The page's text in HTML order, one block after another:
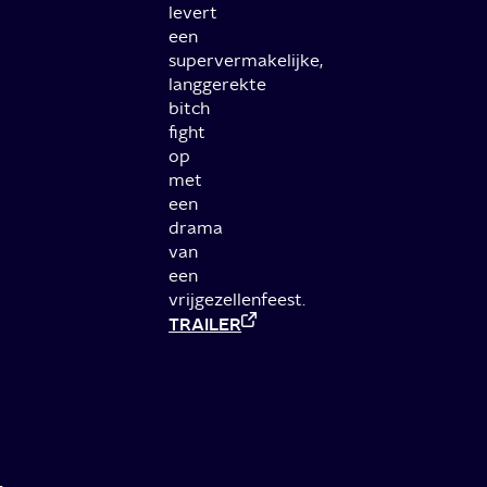
levert
een
supervermakelijke,
langgerekte
bitch
fight
op
met
een
drama
van
een
vrijgezellenfeest.
TRAILER